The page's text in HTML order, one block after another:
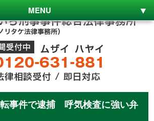
MENU
事件で逮捕 呼気検査に強い弁